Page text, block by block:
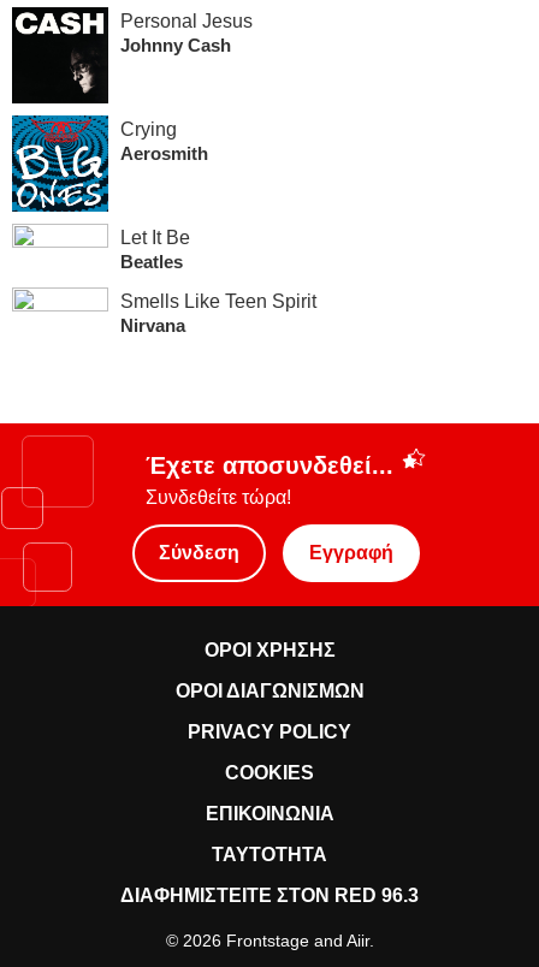
Personal Jesus
Johnny Cash
Crying
Aerosmith
Let It Be
Beatles
Smells Like Teen Spirit
Nirvana
Έχετε αποσυνδεθεί...
Συνδεθείτε τώρα!
Σύνδεση Εγγραφή
ΟΡΟΙ ΧΡΗΣΗΣ
ΟΡΟΙ ΔΙΑΓΩΝΙΣΜΩΝ
PRIVACY POLICY
COOKIES
ΕΠΙΚΟΙΝΩΝΙΑ
ΤΑΥΤΟΤΗΤΑ
ΔΙΑΦΗΜΙΣΤΕΙΤΕ ΣΤΟΝ RED 96.3
© 2026 Frontstage and Aiir.